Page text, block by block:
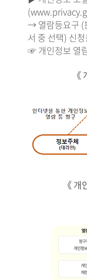
→ 열람등요구 (
서 중 선택) 신
☞ 개인정보 열
《
《